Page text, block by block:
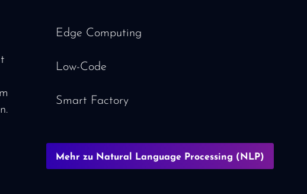
Edge Computing
Low-Code
Smart Factory
Mehr zu Natural Language Processing (NLP)